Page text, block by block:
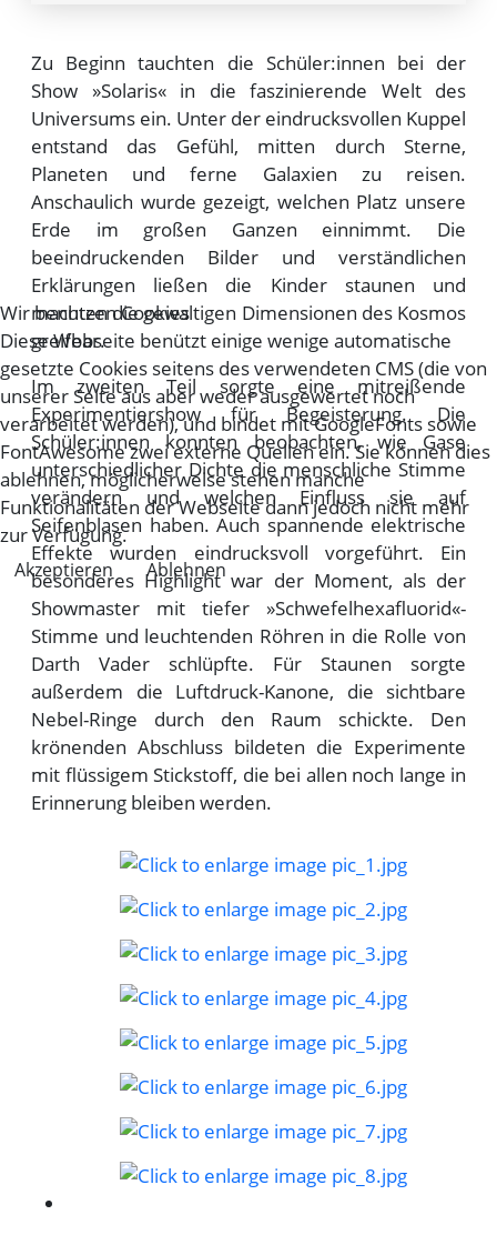
Zu Beginn tauchten die Schüler:innen bei der
Show »Solaris« in die faszinierende Welt des
Universums ein. Unter der eindrucksvollen Kuppel
entstand das Gefühl, mitten durch Sterne,
Planeten und ferne Galaxien zu reisen.
Anschaulich wurde gezeigt, welchen Platz unsere
Erde im großen Ganzen einnimmt. Die
beeindruckenden Bilder und verständlichen
Erklärungen ließen die Kinder staunen und
machten die gewaltigen Dimensionen des Kosmos
greifbar.
Im zweiten Teil sorgte eine mitreißende
Experimentiershow für Begeisterung. Die
Schüler:innen konnten beobachten, wie Gase
unterschiedlicher Dichte die menschliche Stimme
verändern und welchen Einfluss sie auf
Seifenblasen haben. Auch spannende elektrische
Effekte wurden eindrucksvoll vorgeführt. Ein
besonderes Highlight war der Moment, als der
Showmaster mit tiefer »Schwefelhexafluorid«-
Stimme und leuchtenden Röhren in die Rolle von
Darth Vader schlüpfte. Für Staunen sorgte
außerdem die Luftdruck-Kanone, die sichtbare
Nebel-Ringe durch den Raum schickte. Den
krönenden Abschluss bildeten die Experimente
mit flüssigem Stickstoff, die bei allen noch lange in
Erinnerung bleiben werden.
Wir benutzen Cookies
Diese Webseite benützt einige wenige automatische
gesetzte Cookies seitens des verwendeten CMS (die von
unserer Seite aus aber weder ausgewertet noch
verarbeitet werden), und bindet mit GoogleFonts sowie
FontAwesome zwei externe Quellen ein. Sie können dies
ablehnen, möglicherweise stehen manche
Funktionalitäten der Webseite dann jedoch nicht mehr
zur Verfügung.
Akzeptieren Ablehnen